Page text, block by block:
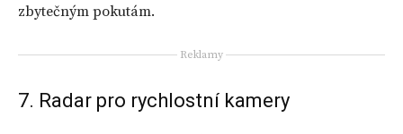
zbytečným pokutám.
Reklamy
7. Radar pro rychlostní kamery